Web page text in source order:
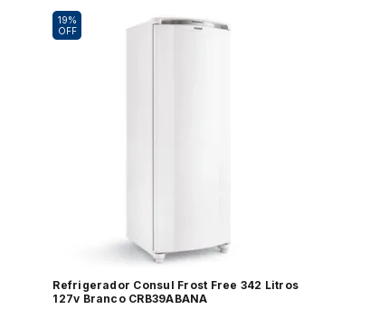
Processador de Alimentos
19%
OFF
Refrigerador Consul Frost Free 342 Litros
127v Branco CRB39ABANA